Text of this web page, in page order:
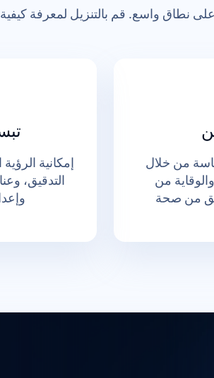
نطاق واسع. قم بالتنزيل لمعرفة كيفية
من خلال
من
من صحة
إمكانية
التدقيق،